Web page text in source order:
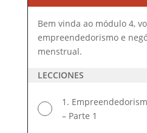
Bem vinda ao módulo 4,
empreendedorismo e
menstrual.
LECCIONES
1.
– Parte 1